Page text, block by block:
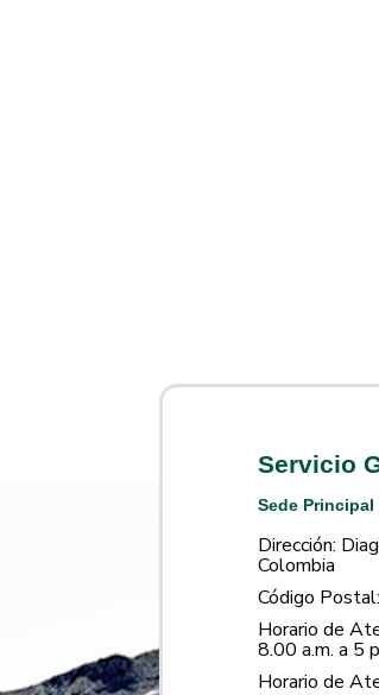
Servicio
Sede Principal
Dirección:
Colombia
Código
Horario de
8.00 a.m. a 5
Horario de